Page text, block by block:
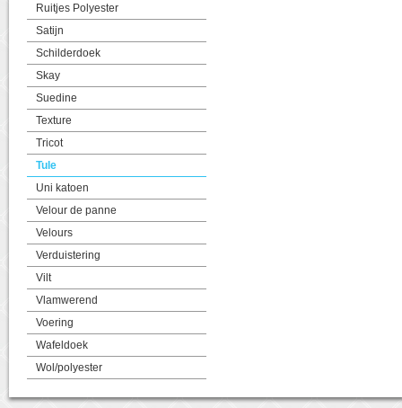
Ruitjes Polyester
Satijn
Schilderdoek
Skay
Suedine
Texture
Tricot
Tule
Uni katoen
Velour de panne
Velours
Verduistering
Vilt
Vlamwerend
Voering
Wafeldoek
Wol/polyester